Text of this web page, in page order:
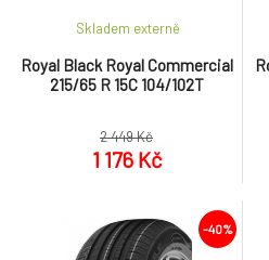
Royal Black Royal Commercial
215/65 R 15C 104/102T
Skladem externě
2 449 Kč
1 176 Kč
-40%